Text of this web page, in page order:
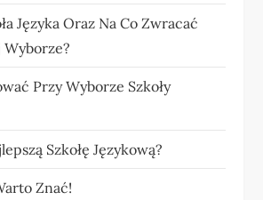
Języka Oraz Na Co Zwracać
Wyborze?
Przy Wyborze Szkoły
Szkołę Językową?
Znać!